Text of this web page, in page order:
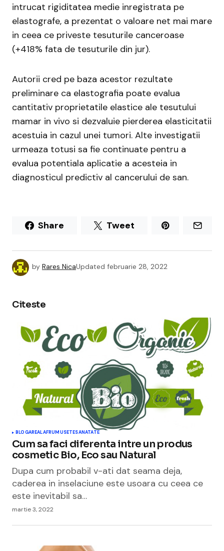
intrucat rigiditatea medie inregistrata pe
elastografe, a prezentat o valoare net mai mare
in ceea ce priveste tesuturile canceroase
(+418% fata de tesuturile din jur).
Autorii cred pe baza acestor rezultate
preliminare ca elastografia poate evalua
cantitativ proprietatile elastice ale tesutului
mamar in vivo si dezvaluie pierderea elasticitatii
acestuia in cazul unei tumori. Alte investigatii
urmeaza totusi sa fie continuate pentru a
evalua potentiala aplicatie a acesteia in
diagnosticul predictiv al cancerului de san.
Share Tweet
by Rares NicaUpdated februarie 28, 2022
Citeste
BLOGAREALAFRUMUSETESANATATE
Cum sa faci diferenta intre un produs
cosmetic Bio, Eco sau Natural
Dupa cum probabil v-ati dat seama deja,
caderea in inselaciune este usoara cu ceea ce
este inevitabil sa…
martie 3, 2022